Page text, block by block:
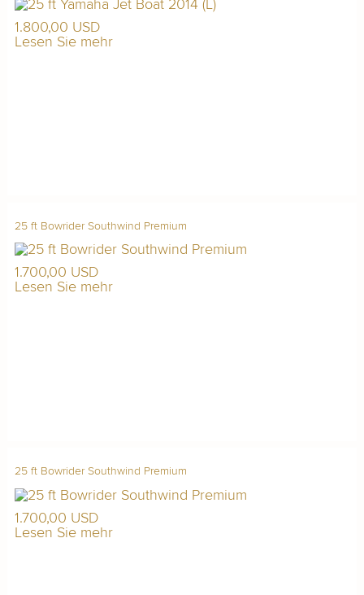
1.800,00 USD
Lesen Sie mehr
25 ft Bowrider Southwind Premium
1.700,00 USD
Lesen Sie mehr
25 ft Bowrider Southwind Premium
1.700,00 USD
Lesen Sie mehr